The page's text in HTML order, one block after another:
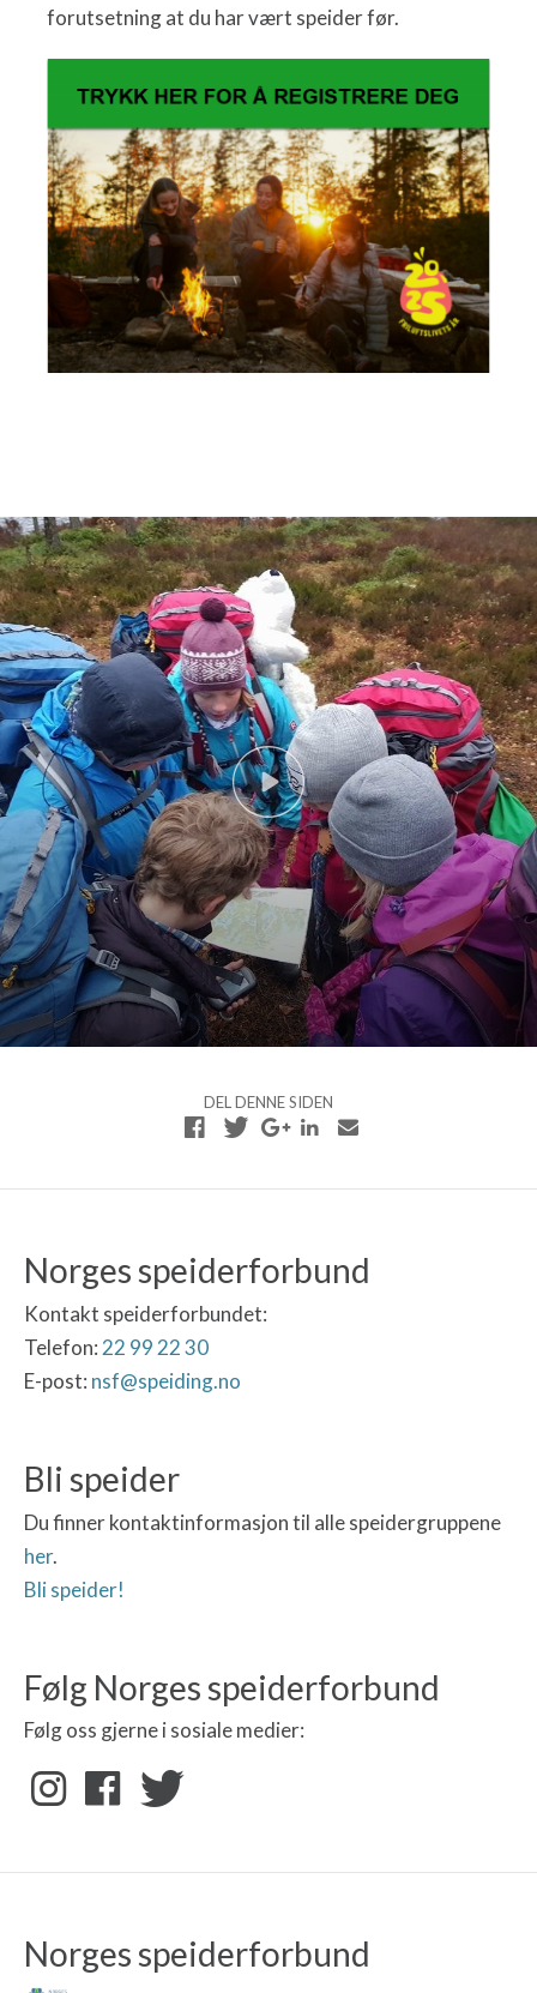
forutsetning at du har vært speider før.
DEL DENNE SIDEN
Norges speiderforbund
Kontakt speiderforbundet:
Telefon: 22 99 22 30
E-post: nsf@speiding.no
Bli speider
Du finner kontaktinformasjon til alle speidergruppene
her.
Bli speider!
Følg Norges speiderforbund
Følg oss gjerne i sosiale medier:
Norges speiderforbund